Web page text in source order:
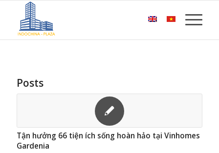
Posts
Tận hưởng 66 tiện ích sống hoàn hảo tại Vinhomes
Gardenia